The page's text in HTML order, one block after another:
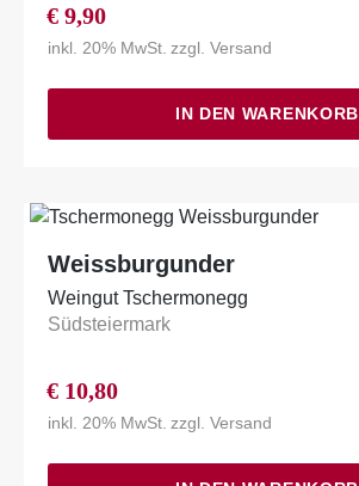
€ 9,90
inkl. 20% MwSt. zzgl.Versand
IN DEN WARENKORB
Weissburgunder
Weingut Tschermonegg
Südsteiermark
€ 10,80
inkl. 20% MwSt. zzgl.Versand